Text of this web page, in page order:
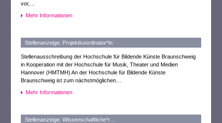
vor,…
Mehr Informationen
Stellenanzeige: Projektkoordinator*in
Stellenausschreibung der Hochschule für Bildende Künste Braunschweig
in Kooperation mit der Hochschule für Musik, Theater und Medien
Hannover (HMTMH) An der Hochschule für Bildende Künste
Braunschweig ist zum nächstmöglichen…
Mehr Informationen
Stellenanzeige: Wissenschaftliche*r…